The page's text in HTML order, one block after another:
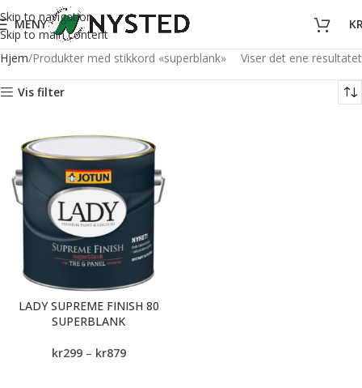
Skip to navigation
Skip to main content
MENY
Hjem Produkter med stikkord «superblank» Viser det ene resultatet
Vis filter
LADY SUPREME FINISH 80
SUPERBLANK
kr299 – kr879